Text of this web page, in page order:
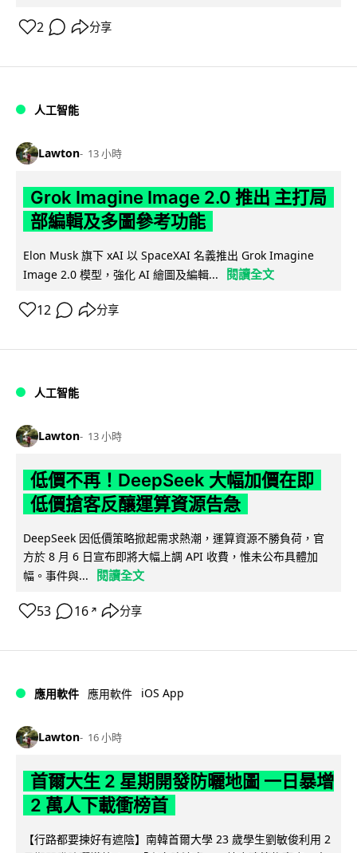
2 分享
人工智能
Lawton 13 小時
Grok Imagine Image 2.0 推出 主打局
部編輯及多圖參考功能
Elon Musk 旗下 xAI 以 SpaceXAI 名義推出 Grok Imagine
Image 2.0 模型，強化 AI 繪圖及編輯...
閱讀全文
12 分享
人工智能
Lawton 13 小時
低價不再！DeepSeek 大幅加價在即
低價搶客反釀運算資源告急
DeepSeek 因低價策略掀起需求熱潮，運算資源不勝負荷，官
方於 8 月 6 日宣布即將大幅上調 API 收費，惟未公布具體加
幅。事件與...
閱讀全文
53 16 ↗ 分享
應用軟件 應用軟件 iOS App
Lawton 16 小時
首爾大生 2 星期開發防曬地圖 一日暴增
2 萬人下載衝榜首
【行路都要揀好有遮陰】南韓首爾大學 23 歲學生劉敏俊利用 2